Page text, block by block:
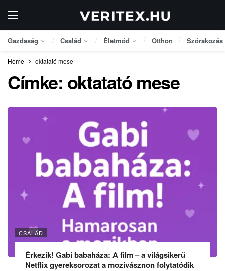
Gazdaság Család Életmód Otthon Szórakozás
Home oktatató mese
Címke: oktatató mese
CSALÁD
Érkezik! Gabi babaháza: A film – a világsikerű
Netflix gyereksorozat a mozivásznon folytatódik